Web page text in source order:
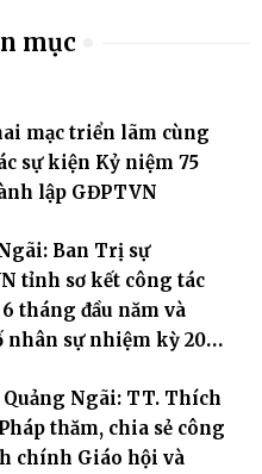
mục
mạc triển lãm cùng
sự kiện Kỷ niệm 75
lập GĐPTVN
Ban Trị sự
tỉnh sơ kết công tác
6 tháng đầu năm và
nhân sự nhiệm kỳ 2026
Ngãi: TT. Thích
thăm, chia sẻ công
chính Giáo hội và